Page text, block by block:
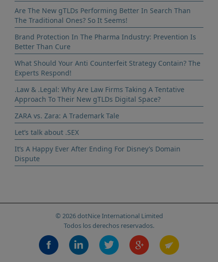
Are The New gTLDs Performing Better In Search Than
The Traditional Ones? So It Seems!
Brand Protection In The Pharma Industry: Prevention Is
Better Than Cure
What Should Your Anti Counterfeit Strategy Contain? The
Experts Respond!
.Law & .Legal: Why Are Law Firms Taking A Tentative
Approach To Their New gTLDs Digital Space?
ZARA vs. Zara: A Trademark Tale
Let’s talk about .SEX
It’s A Happy Ever After Ending For Disney’s Domain
Dispute
© 2026 dotNice International Limited
Todos los derechos reservados.